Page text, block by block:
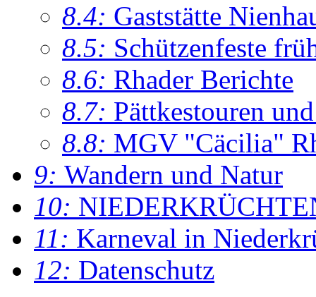
8.4: Gaststätte
8.5: Schützenfeste
8.6: Rhader Berichte
8.7: Pättkestouren
8.8: MGV "Cäcilia"
9: Wandern und Natur
10:
11: Karneval in
12: Datenschutz